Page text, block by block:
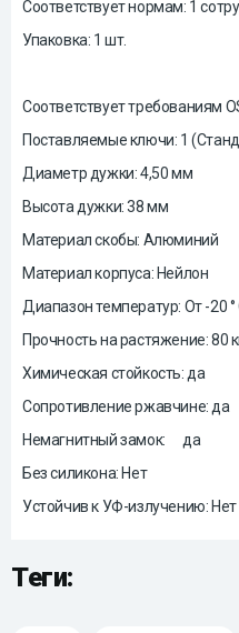
Соответствует нормам: 1
Упаковка: 1 шт.
Соответствует требованиям
Поставляемые ключи: 1
Диаметр дужки: 4,50 мм
Высота дужки: 38 мм
Материал скобы: Алюминий
Материал корпуса: Нейлон
Диапазон температур: От -20 °
Прочность на растяжение: 80
Химическая стойкость: да
Сопротивление ржавчине: да
Немагнитный замок:
да
Без силикона: Нет
Устойчив к УФ-излучению: Нет
Теги: